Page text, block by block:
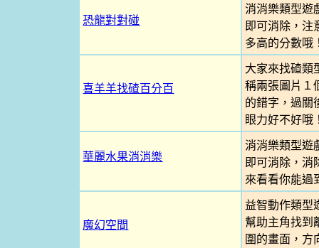
恐龍對對碰
消消樂類型遊
即可消除，注
多高的分數哦
喜羊羊找碴百分百
大家來找碴類
稱兩張圖片１
的錯字，過關
眼力好不好哦
華麗水果消消樂
消消樂類型遊
即可消除，消
來看看你能過
魔幻空間
益智動作類型
幫助主角找到
圍的畫面，方